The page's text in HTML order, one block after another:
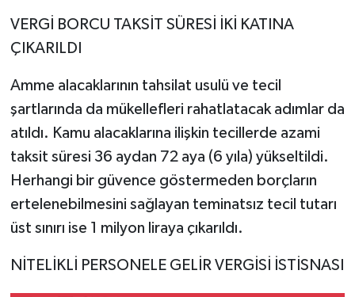
VERGİ BORCU TAKSİT SÜRESİ İKİ KATINA
ÇIKARILDI
Amme alacaklarının tahsilat usulü ve tecil
şartlarında da mükellefleri rahatlatacak adımlar da
atıldı. Kamu alacaklarına ilişkin tecillerde azami
taksit süresi 36 aydan 72 aya (6 yıla) yükseltildi.
Herhangi bir güvence göstermeden borçların
ertelenebilmesini sağlayan teminatsız tecil tutarı
üst sınırı ise 1 milyon liraya çıkarıldı.
NİTELİKLİ PERSONELE GELİR VERGİSİ İSTİSNASI